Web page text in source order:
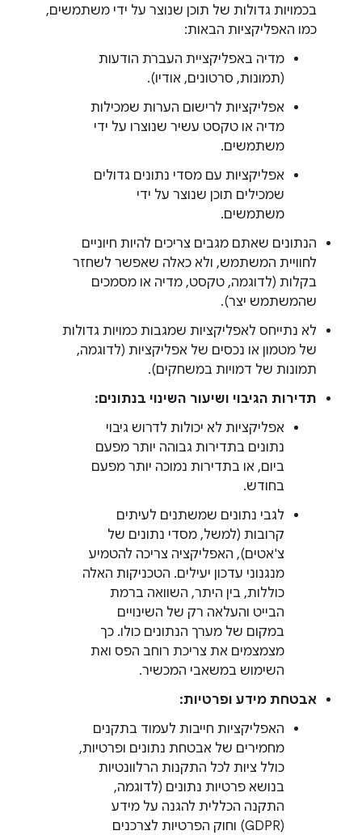
בכמויות גדולות של תוכן שנוצר על ידי משתמשים,
כמו האפליקציות הבאות:
מדיה באפליקציית העברת הודעות
(תמונות, סרטונים, אודיו).
אפליקציות לרישום הערות שמכילות
מדיה או טקסט עשיר שנוצרו על ידי
משתמשים.
אפליקציות עם מסדי נתונים גדולים
שמכילים תוכן שנוצר על ידי
משתמשים.
הנתונים שאתם מגבים צריכים להיות חיוניים
לחוויית המשתמש, ולא כאלה שאפשר לשחזר
בקלות (לדוגמה, טקסט, מדיה או מסמכים
שהמשתמש יצר).
לא נתייחס לאפליקציות שמגבות כמויות גדולות
של מטמון או נכסים של אפליקציות (לדוגמה,
תמונות של דמויות במשחקים).
תדירות הגיבוי ושיעור השינוי בנתונים:
אפליקציות לא יכולות לדרוש גיבוי
נתונים בתדירות גבוהה יותר מפעם
ביום, או בתדירות נמוכה יותר מפעם
בחודש.
לגבי נתונים שמשתנים לעיתים
קרובות (למשל, מסדי נתונים של
צ'אטים), האפליקציה צריכה להטמיע
מנגנוני עדכון יעילים. הטכניקות האלה
כוללות, בין היתר, השוואה ברמת
הבייט והעלאה רק של השינויים
במקום של מערך הנתונים כולו. כך
מצמצמים את צריכת רוחב הפס ואת
השימוש במשאבי המכשיר.
אבטחת מידע ופרטיות:
האפליקציות חייבות לעמוד בתקנים
מחמירים של אבטחת נתונים ופרטיות,
כולל ציות לכל התקנות הרלוונטיות
בנושא פרטיות נתונים (לדוגמה,
התקנה הכללית להגנה על מידע
(GDPR) וחוק הפרטיות לצרכנים